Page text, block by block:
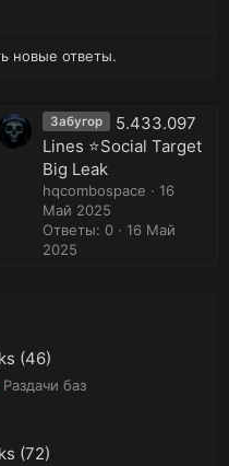
новые ответы.
Забугор
5.433.097
Lines ⭐️Social Target
Big Leak
hqcombospace
16
Май 2025
Ответы: 0
16 Май
2025
(46)
Раздачи баз
(72)